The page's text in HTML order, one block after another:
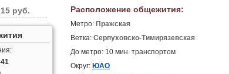
руб. Расположение общежития:
Метро: Пражская
Ветка: Серпуховско-Тимирязевская
До метро: 10 мин. транспортом
Округ: ЮАО